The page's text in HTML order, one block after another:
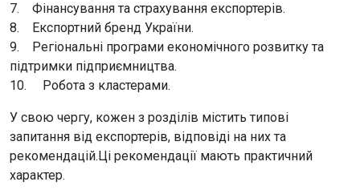
7. Фінансування та страхування експортерів.
8. Експортний бренд України.
9. Регіональні програми економічного розвитку та
підтримки підприємництва.
10. Робота з кластерами.
У свою чергу, кожен з розділів містить типові
запитання від експортерів, відповіді на них та
рекомендацій.Ці рекомендації мають практичний
характер.